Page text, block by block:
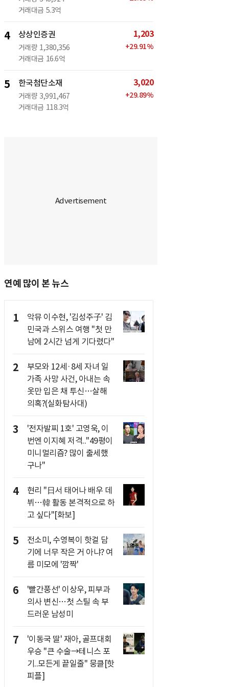
거래대금 5.3억
4 상상인증권
거래량 1,380,356
거래대금 16.6억
1,203
+29.91%
5 한국첨단소재
거래량 3,991,467
거래대금 118.3억
3,020
+29.89%
연예 많이 본 뉴스
1
악뮤 이수현, '김성주子' 김
민국과 스위스 여행 "첫 만
남에 2시간 넘게 기다렸다"
2
부모와 12세·8세 자녀 일
가족 사망 사건, 아내는 속
옷만 입은 채 투신…살해
의혹?(실화탐사대)
3
'전자발찌 1호' 고영욱, 이
번엔 이지혜 저격.."49평이
미니멀리즘? 많이 출세했
구나"
4
현리 "日서 태어나 배우 데
뷔…韓 활동 본격적으로 하
고 싶다"[화보]
5
전소미, 수영복이 핫걸 담
기에 너무 작은 거 아냐? 여
름 미모에 '깜짝'
6
'빨간풍선' 이상우, 피부과
의사 변신…첫 스틸 속 부
드러운 남성미
7
'이동국 딸' 재아, 골프대회
우승 "큰 수술→테니스 포
기..모든게 끝일줄" 뭉클[핫
피플]